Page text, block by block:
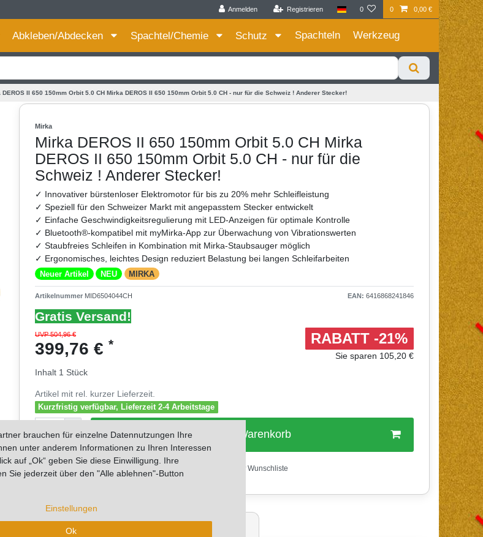
Anmelden Registrieren 0 0 0,00 €
Preise HIER registrieren! Zum Privatkunden Shop bitte hier klicken
Abkleben/Abdecken Spachtel/Chemie Schutz Spachteln Werkzeug
DEROS II 650 150mm Orbit 5.0 CH Mirka DEROS II 650 150mm Orbit 5.0 CH - nur für die Schweiz ! Anderer Stecker!
Mirka
Mirka DEROS II 650 150mm Orbit 5.0 CH Mirka
DEROS II 650 150mm Orbit 5.0 CH - nur für die
Schweiz ! Anderer Stecker!
✓ Innovativer bürstenloser Elektromotor für bis zu 20% mehr Schleifleistung
✓ Speziell für den Schweizer Markt mit angepasstem Stecker entwickelt
✓ Einfache Geschwindigkeitsregulierung mit LED-Anzeigen für optimale Kontrolle
✓ Bluetooth®-kompatibel mit myMirka-App zur Überwachung von Vibrationswerten
✓ Staubfreies Schleifen in Kombination mit Mirka-Staubsauger möglich
✓ Ergonomisches, leichtes Design reduziert Belastung bei langen Schleifarbeiten
Neuer Artikel NEU MIRKA
Artikelnummer MID6504044CH EAN: 6416868241846
Gratis Versand!
UVP 504,96 €
399,76 € *
Inhalt 1 Stück
RABATT -21%
Sie sparen 105,20 €
Artikel mit rel. kurzer Lieferzeit.
Kurzfristig verfügbar, Lieferzeit 2-4 Arbeitstage
In den Warenkorb
* zzgl. ges. MwSt. zzgl.Versandkosten
-1
Wunschliste
brauchen für einzelne Datennutzungen Ihre
unter anderem Informationen zu Ihren Interessen
auf „Ok“ geben Sie diese Einwilligung. Ihre
Sie jederzeit über den "Alle ablehnen"-Button
Einstellungen
Ok